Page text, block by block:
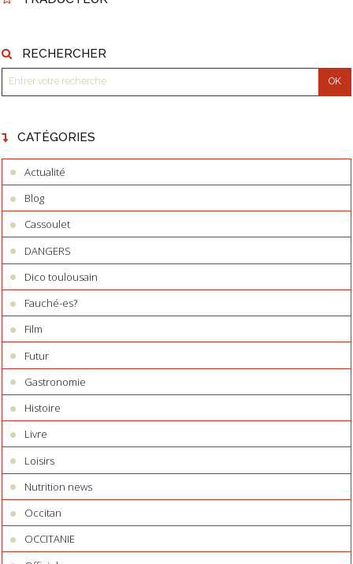
RECHERCHER
CATÉGORIES
Actualité
Blog
Cassoulet
DANGERS
Dico toulousain
Fauché-es?
Film
Futur
Gastronomie
Histoire
Livre
Loisirs
Nutrition news
Occitan
OCCITANIE